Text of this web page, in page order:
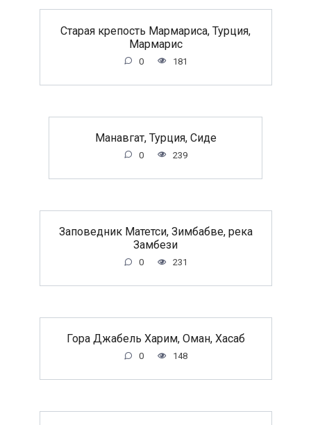
Старая крепость Мармариса, Турция,
Мармарис
0 181
Манавгат, Турция, Сиде
0 239
Заповедник Матетси, Зимбабве, река
Замбези
0 231
Гора Джабель Харим, Оман, Хасаб
0 148